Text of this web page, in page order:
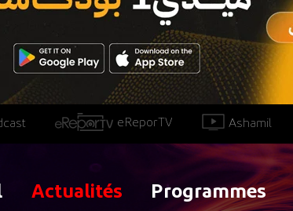
Ashamil
eReporTV
Programmes
Actualités